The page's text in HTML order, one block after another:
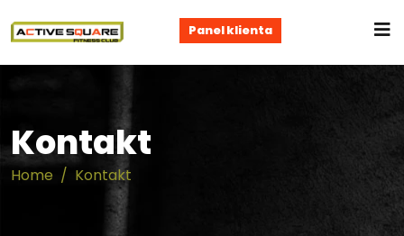
Panel klienta
Kontakt
Home Kontakt